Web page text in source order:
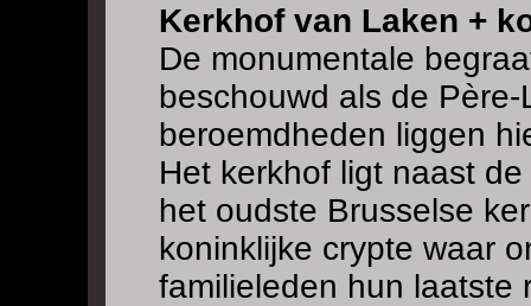
Kerkhof van Laken +
De monumentale
beschouwd als de
beroemdheden liggen
Het kerkhof ligt naast
het oudste Brusselse
koninklijke crypte waar
familieleden hun laatste